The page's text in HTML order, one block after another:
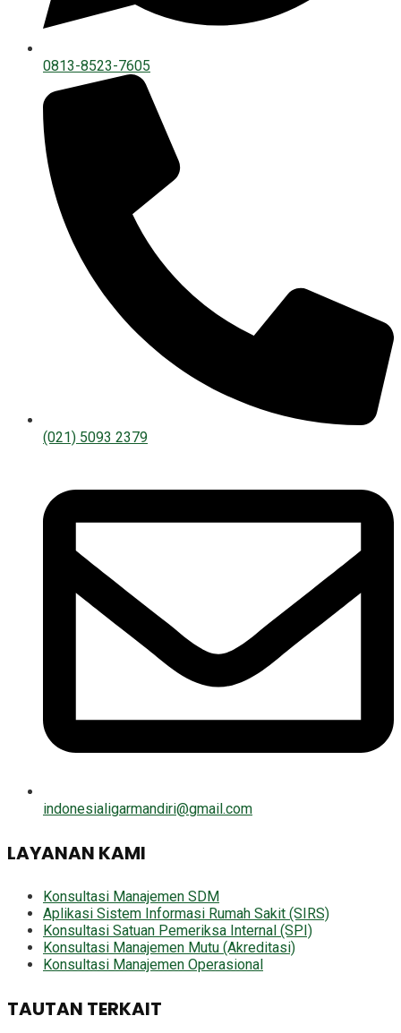
0813-8523-7605
(021) 5093 2379
indonesialigarmandiri@gmail.com
LAYANAN KAMI
Konsultasi Manajemen SDM
Aplikasi Sistem Informasi Rumah Sakit (SIRS)
Konsultasi Satuan Pemeriksa Internal (SPI)
Konsultasi Manajemen Mutu (Akreditasi)
Konsultasi Manajemen Operasional
TAUTAN TERKAIT